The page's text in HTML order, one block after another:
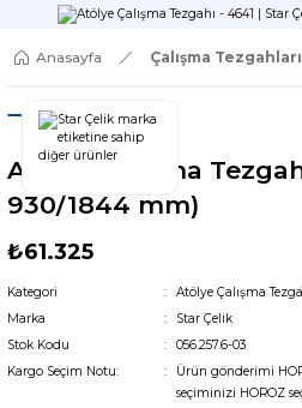
Anasayfa Çalışma Tezgahları
Atölye Çalışma
930/1844 mm)
₺61.325
Kategori
Atölye Çalışma
Marka
Star Çelik
Stok Kodu
056.257.6-03
Kargo Seçim Notu:
Ürün gönderimi
seçiminizi HOROZ